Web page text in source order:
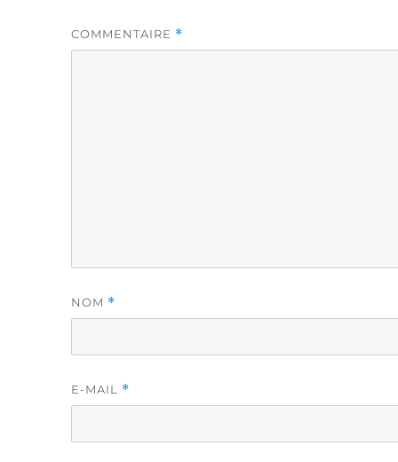
COMMENTAIRE *
NOM *
E-MAIL *